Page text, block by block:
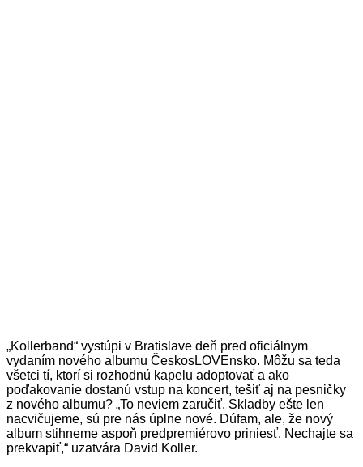
„Kollerband“ vystúpi v Bratislave deň pred oficiálnym
vydaním nového albumu ČeskosLOVEnsko. Môžu sa teda
všetci tí, ktorí si rozhodnú kapelu adoptovať a ako
poďakovanie dostanú vstup na koncert, tešiť aj na pesničky
z nového albumu? „To neviem zaručiť. Skladby ešte len
nacvičujeme, sú pre nás úplne nové. Dúfam, ale, že nový
album stihneme aspoň predpremiérovo priniesť. Nechajte sa
prekvapiť,“ uzatvára David Koller.